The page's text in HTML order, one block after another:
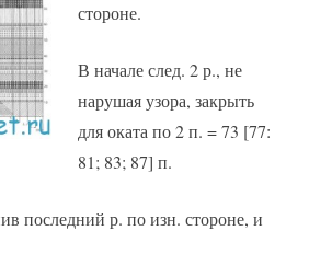
стороне.
В начале след. 2 р., не
нарушая узора, закрыть
для оката по 2 п. = 73 [77:
81; 83; 87] п.
последний р. по изн. стороне, и